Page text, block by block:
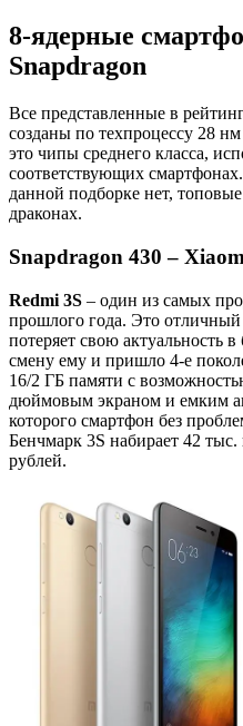
8-ядерные
Snapdragon
Все представленные в
созданы по техпроцессу 28
это чипы среднего класса,
соответствующих
данной подборке нет,
драконах.
Snapdragon 430 –
Redmi 3S – один из самых
прошлого года. Это
потеряет свою актуальность
смену ему и пришло 4-е
16/2 ГБ памяти с
дюймовым экраном и емким
которого смартфон без
Бенчмарк 3S набирает 42
рублей.